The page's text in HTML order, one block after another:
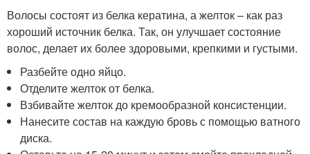
Волосы состоят из белка кератина, а желток – как раз
хороший источник белка. Так, он улучшает состояние
волос, делает их более здоровыми, крепкими и густыми.
Разбейте одно яйцо.
Отделите желток от белка.
Взбивайте желток до кремообразной консистенции.
Нанесите состав на каждую бровь с помощью ватного
диска.